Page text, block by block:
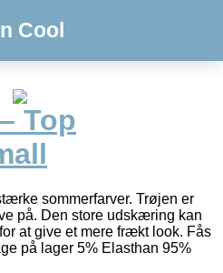
Cool
Top
sommerfarver. Trøjen er
på. Den store udskæring kan
at give et mere frækt look. Fås
på lager 5% Elasthan 95%